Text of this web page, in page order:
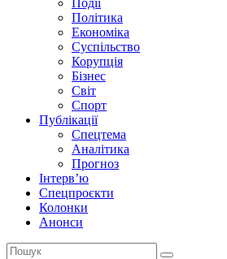
Події
Політика
Економіка
Суспільство
Корупція
Бізнес
Світ
Спорт
Публікації
Спецтема
Аналітика
Прогноз
Інтерв’ю
Спецпроєкти
Колонки
Анонси